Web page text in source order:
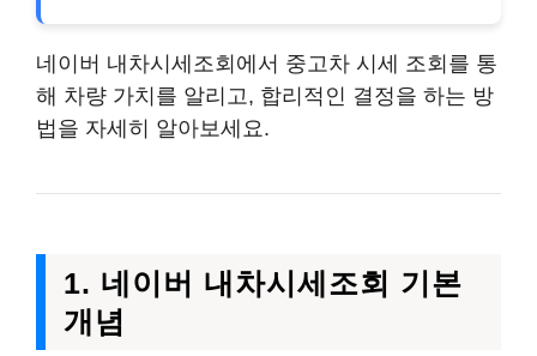
네이버 내차시세조회에서 중고차 시세 조회를 통
해 차량 가치를 알리고, 합리적인 결정을 하는 방
법을 자세히 알아보세요.
1. 네이버 내차시세조회 기본
개념